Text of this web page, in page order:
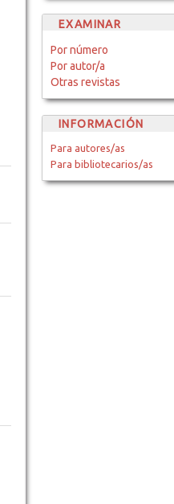
EXAMINAR
Por número
Por autor/a
Otras revistas
INFORMACIÓN
Para autores/as
Para bibliotecarios/as